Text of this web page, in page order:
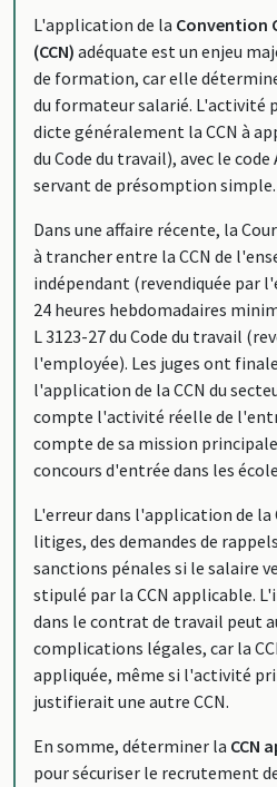
L'application de la Convention
(CCN) adéquate est un enjeu
de formation, car elle
du formateur salarié. L'activité
dicte généralement la CCN à
du Code du travail), avec le
servant de présomption simple.
Dans une affaire récente, la
à trancher entre la CCN de
indépendant (revendiquée par
24 heures hebdomadaires
L 3123-27 du Code du travail
l'employée). Les juges ont
l'application de la CCN du
compte l'activité réelle de
compte de sa mission
concours d'entrée dans les
L'erreur dans l'application de la
litiges, des demandes de
sanctions pénales si le salaire
stipulé par la CCN applicable.
dans le contrat de travail peut
complications légales, car la
appliquée, même si l'activité
justifierait une autre CCN.
En somme, déterminer la CCN
pour sécuriser le recrutement